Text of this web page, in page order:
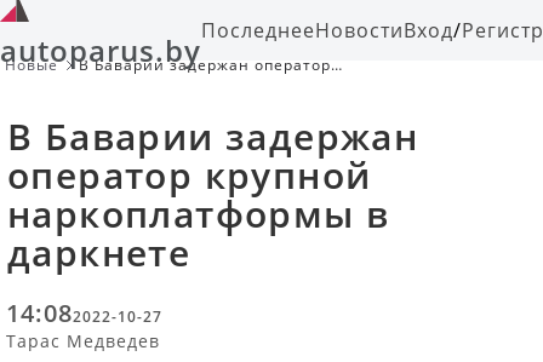
autoparus.byПоследнееНовостиВход/
Новые
В Баварии задержан оператор
В Баварии задержан
оператор крупной
наркоплатформы в
даркнете
14:082022-10-27
Тарас Медведев